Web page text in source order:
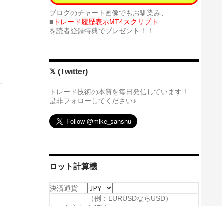
ブログのチャート画像でもお馴染み、
■ トレード履歴表示MT4スクリプト
を読者登録特典でプレゼント！！
𝕏 (Twitter)
トレード技術の本質を毎日発信しています！
是非フォローしてください♪
ロット計算機
決済通貨
（例：EURUSDならUSD）